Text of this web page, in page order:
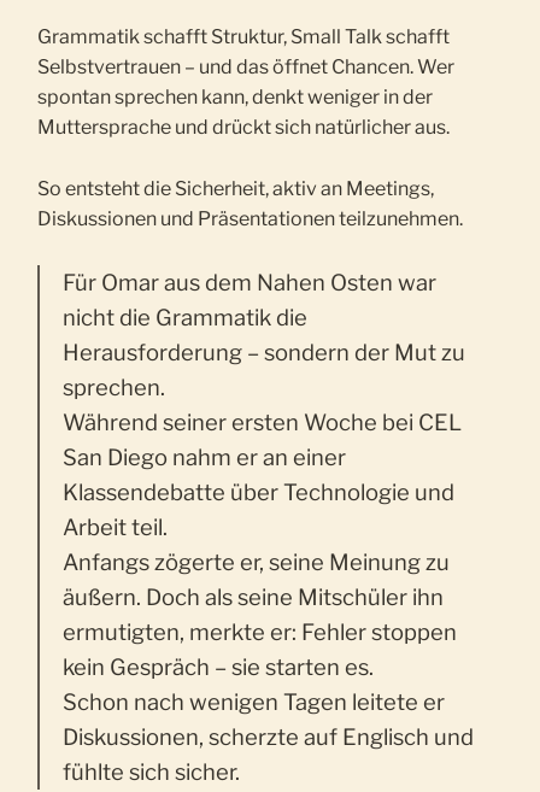
Grammatik schafft Struktur, Small Talk schafft
Selbstvertrauen – und das öffnet Chancen. Wer
spontan sprechen kann, denkt weniger in der
Muttersprache und drückt sich natürlicher aus.
So entsteht die Sicherheit, aktiv an Meetings,
Diskussionen und Präsentationen teilzunehmen.
Für Omar aus dem Nahen Osten war
nicht die Grammatik die
Herausforderung – sondern der Mut zu
sprechen.
Während seiner ersten Woche bei CEL
San Diego nahm er an einer
Klassendebatte über Technologie und
Arbeit teil.
Anfangs zögerte er, seine Meinung zu
äußern. Doch als seine Mitschüler ihn
ermutigten, merkte er: Fehler stoppen
kein Gespräch – sie starten es.
Schon nach wenigen Tagen leitete er
Diskussionen, scherzte auf Englisch und
fühlte sich sicher.